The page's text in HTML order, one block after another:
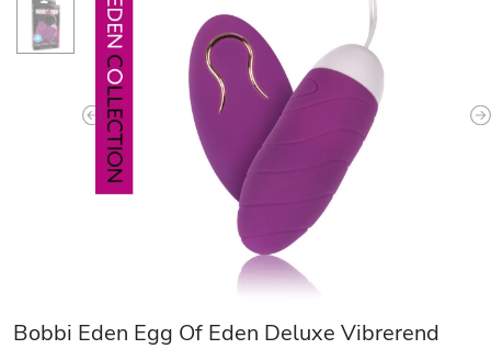
Previous
Bobbi Eden Egg Of Eden Deluxe Vibrerend